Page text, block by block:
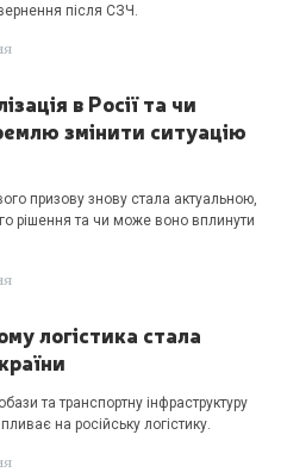
після СЗЧ.
в Росії та чи
змінити ситуацію
призову знову стала актуальною,
рішення та чи може воно вплинути
логістика стала
та транспортну інфраструктуру
на російську логістику.